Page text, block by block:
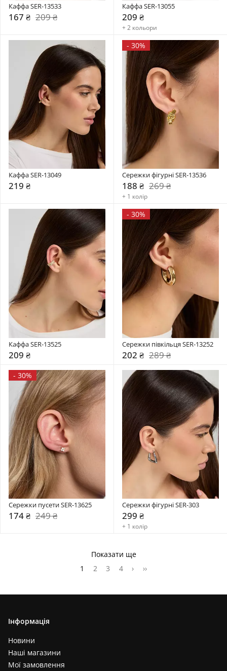
Каффа SER-13533
167 ₴ 209 ₴
Каффа SER-13055
209 ₴
+ 2 кольори
Каффа SER-13049
219 ₴
- 30%
Сережки фігурні SER-13536
188 ₴ 269 ₴
+ 1 колір
Каффа SER-13525
209 ₴
- 30%
Сережки півкільця SER-13252
202 ₴ 289 ₴
- 30%
Сережки пусети SER-13625
174 ₴ 249 ₴
Сережки фігурні SER-303
299 ₴
+ 1 колір
Показати ще
1
2 3 4 › ››
Інформація
Новини
Наші магазини
Мої замовлення